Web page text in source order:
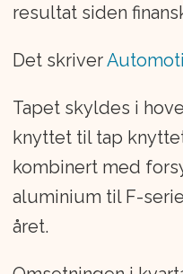
resultat siden
Det skriver
Tapet skyldes i
knyttet til tap
kombinert med
aluminium til F-
året.